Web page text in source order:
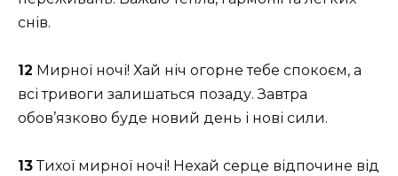
снів.
12 Мирної ночі! Хай ніч огорне тебе спокоєм, а
всі тривоги залишаться позаду. Завтра
обов’язково буде новий день і нові сили.
13Тихої мирної ночі! Нехай серце відпочине від